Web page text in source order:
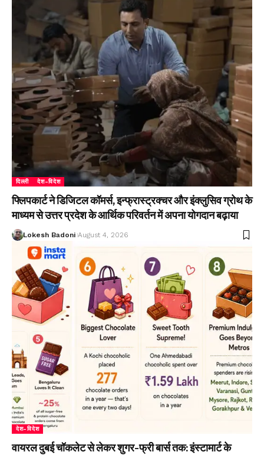
दिल्ली देश-विदेश
फ्लिपकार्ट ने डिजिटल कॉमर्स, इन्फ्रास्ट्रक्चर और इंक्लुसिव ग्रोथ के
माध्यम से उत्तर प्रदेश के आर्थिक परिवर्तन में अपना योगदान बढ़ाया
Lokesh Badoni August 4, 2026
देश-विदेश
वायरल दुबई चॉकलेट से लेकर शुगर-फ्री बार्स तक: इंस्टामार्ट के